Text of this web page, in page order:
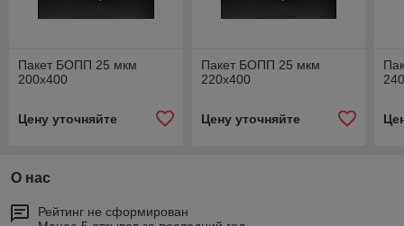
Пакет БОПП 25 мкм
200х400
Цену уточняйте
Пакет БОПП 25 мкм
220х400
Цену уточняйте
О нас
Рейтинг не сформирован